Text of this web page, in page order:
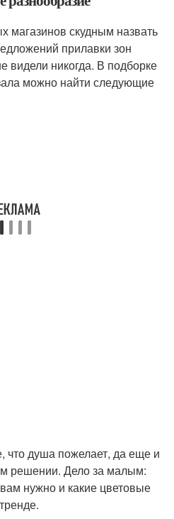
магазинов скудным назвать
прилавки зон
видели никогда. В подборке
можно найти следующие
что душа пожелает, да еще и
решении. Дело за малым:
вам нужно и какие цветовые